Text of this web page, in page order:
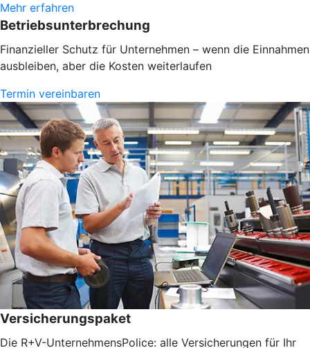
Mehr erfahren
Betriebsunterbrechung
Finanzieller Schutz für Unternehmen – wenn die Einnahmen
ausbleiben, aber die Kosten weiterlaufen
Termin vereinbaren
Versicherungspaket
Die R+V-UnternehmensPolice: alle Versicherungen für Ihr